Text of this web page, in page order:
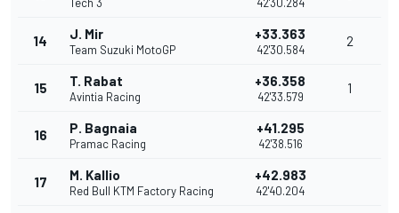
14 J. Mir
Team Suzuki MotoGP
+33.363
42'30.584
2
15 T. Rabat
Avintia Racing
+36.358
42'33.579
1
16 P. Bagnaia
Pramac Racing
+41.295
42'38.516
17 M. Kallio
Red Bull KTM Factory Racing
+42.983
42'40.204